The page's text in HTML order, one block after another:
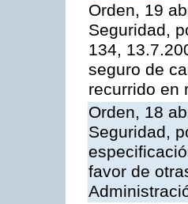
Orden, 19
Seguridad,
134,
seguro de
recurrido en
Orden, 18
Seguridad,
favor de